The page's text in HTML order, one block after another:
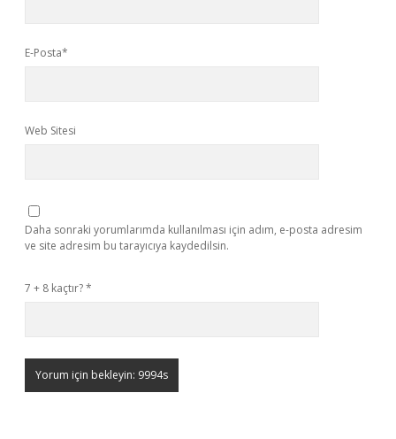
E-Posta*
Web Sitesi
Daha sonraki yorumlarımda kullanılması için adım, e-posta adresim
ve site adresim bu tarayıcıya kaydedilsin.
7 + 8 kaçtır?*